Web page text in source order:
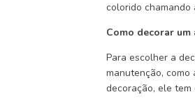
colorido chamando
Como decorar um
Para escolher a
manutenção,
decoração, ele